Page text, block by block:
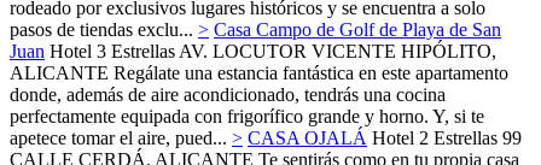
rodeado por exclusivos lugares históricos y se encuentra a solo
pasos de tiendas exclu... > Casa Campo de Golf de Playa de San
Juan Hotel 3 Estrellas AV. LOCUTOR VICENTE HIPÓLITO,
ALICANTE Regálate una estancia fantástica en este apartamento
donde, además de aire acondicionado, tendrás una cocina
perfectamente equipada con frigorífico grande y horno. Y, si te
apetece tomar el aire, pued... > CASA OJALÁ Hotel 2 Estrellas 99
CALLE CERDÁ, ALICANTE Te sentirás como en tu propia casa